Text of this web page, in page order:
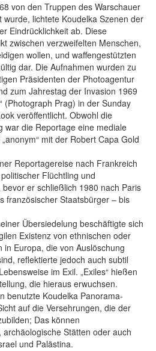
von den Truppen des Warschauer
wurde, lichtete Koudelka Szenen der
Eindrücklichkeit ab. Diese
zwischen verzweifelten Menschen,
wollen, und waffengestützten
dar. Die Aufnahmen wurden zu
Präsidenten der Photoagentur
zum Jahrestag der Invasion 1969
(Photograph Prag) in der Sunday
veröffentlicht. Obwohl die
war die Reportage eine mediale
mit der Robert Capa Gold
Reportagereise nach Frankreich
Flüchtling und
er schließlich 1980 nach Paris
französischer Staatsbürger – bis
Übersiedelung beschäftigte sich
Existenz von ethnischen oder
Europa, die von Auslöschung
reflektierte jedoch auch subtil
im Exil. „Exiles“ hießen
die hieraus erwuchsen.
benutzte Koudelka Panorama-
auf die Versehrungen, die der
Das können
Stätten oder auch
und Palästina.